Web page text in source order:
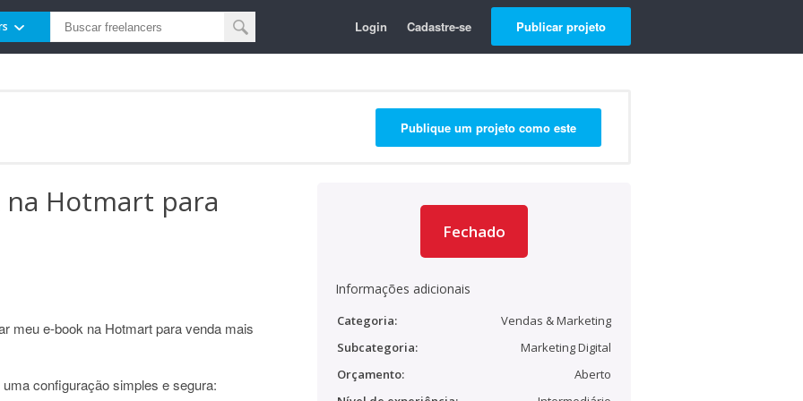
Login Cadastre-se Publicar projeto
Publique um projeto como este
Hotmart para
meu e-book na Hotmart para venda mais
configuração simples e segura:
Fechado
Informações adicionais
Categoria:
Vendas & Marketing
Subcategoria:
Marketing Digital
Orçamento:
Aberto